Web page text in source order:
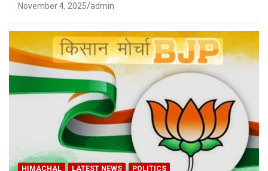
November 4, 2025 admin
HIMACHAL LATEST NEWS POLITICS